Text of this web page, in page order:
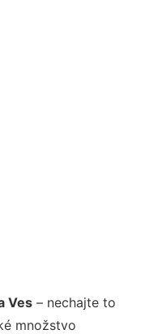
Ves – nechajte to
množstvo